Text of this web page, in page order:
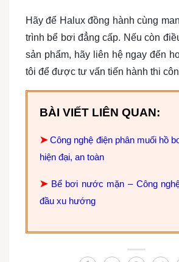
Hãy để Halux đồng hành cùng
trình bể bơi đẳng cấp. Nếu còn
sản phẩm, hãy liên hệ ngay đến
tôi để được tư vấn tiến hành thi
BÀI VIẾT LIÊN QUAN:
➤Công nghệ điện phân muối hồ
hiện đại, an toàn
➤ Bể bơi nước mặn – Công
đầu xu hướng